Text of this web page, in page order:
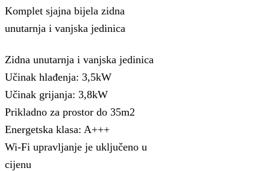
Komplet sjajna bijela zidna
unutarnja i vanjska jedinica
Zidna unutarnja i vanjska jedinica
Učinak hlađenja: 3,5kW
Učinak grijanja: 3,8kW
Prikladno za prostor do 35m2
Energetska klasa: A+++
Wi-Fi upravljanje je uključeno u
cijenu